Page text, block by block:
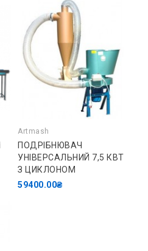
Artmash
ПОДРІБНЮВАЧ
УНІВЕРСАЛЬНИЙ 7,5 КВТ
З ЦИКЛОНОМ
59400.00₴